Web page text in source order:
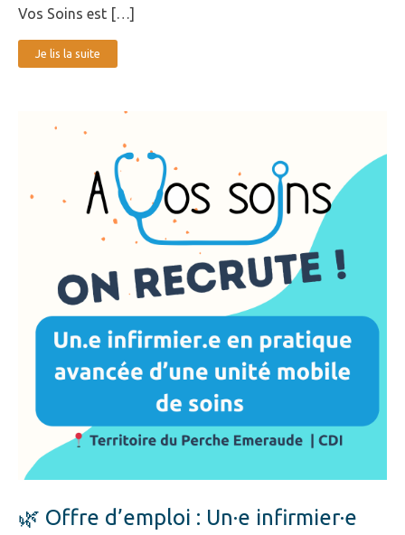
Vos Soins est […]
Je lis la suite
🌿 Offre d’emploi : Un·e infirmier·e